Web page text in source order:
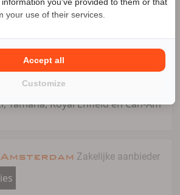
300 nieuwe en gebruikte
is officieel dealer van:
Yamaha, Royal Enfield en Can-Am
Zakelijke aanbieder
your use of their services.
Customize
Accept all